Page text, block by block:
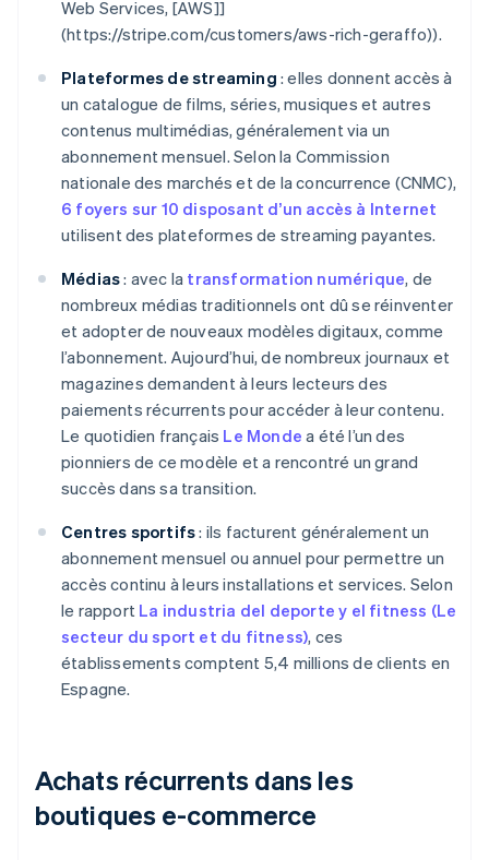
Web Services, [AWS]]
(https://stripe.com/customers/aws-rich-geraffo)).
Plateformes de streaming : elles donnent accès à
un catalogue de films, séries, musiques et autres
contenus multimédias, généralement via un
abonnement mensuel. Selon la Commission
nationale des marchés et de la concurrence (CNMC),
6 foyers sur 10 disposant d’un accès à Internet
utilisent des plateformes de streaming payantes.
Médias: avec la transformation numérique, de
nombreux médias traditionnels ont dû se réinventer
et adopter de nouveaux modèles digitaux, comme
l’abonnement. Aujourd’hui, de nombreux journaux et
magazines demandent à leurs lecteurs des
paiements récurrents pour accéder à leur contenu.
Le quotidien français Le Monde a été l’un des
pionniers de ce modèle et a rencontré un grand
succès dans sa transition.
Centres sportifs: ils facturent généralement un
abonnement mensuel ou annuel pour permettre un
accès continu à leurs installations et services. Selon
le rapport La industria del deporte y el fitness (Le
secteur du sport et du fitness), ces
établissements comptent 5,4 millions de clients en
Espagne.
Achats récurrents dans les
boutiques e-commerce